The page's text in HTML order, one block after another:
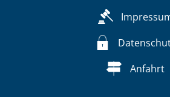
Anfahrt